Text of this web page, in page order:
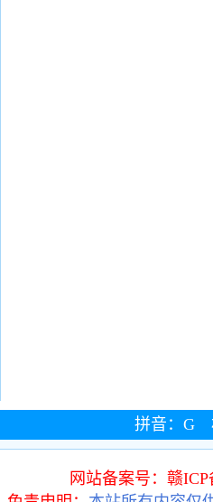
拼音：G
网站备案号：赣ICP